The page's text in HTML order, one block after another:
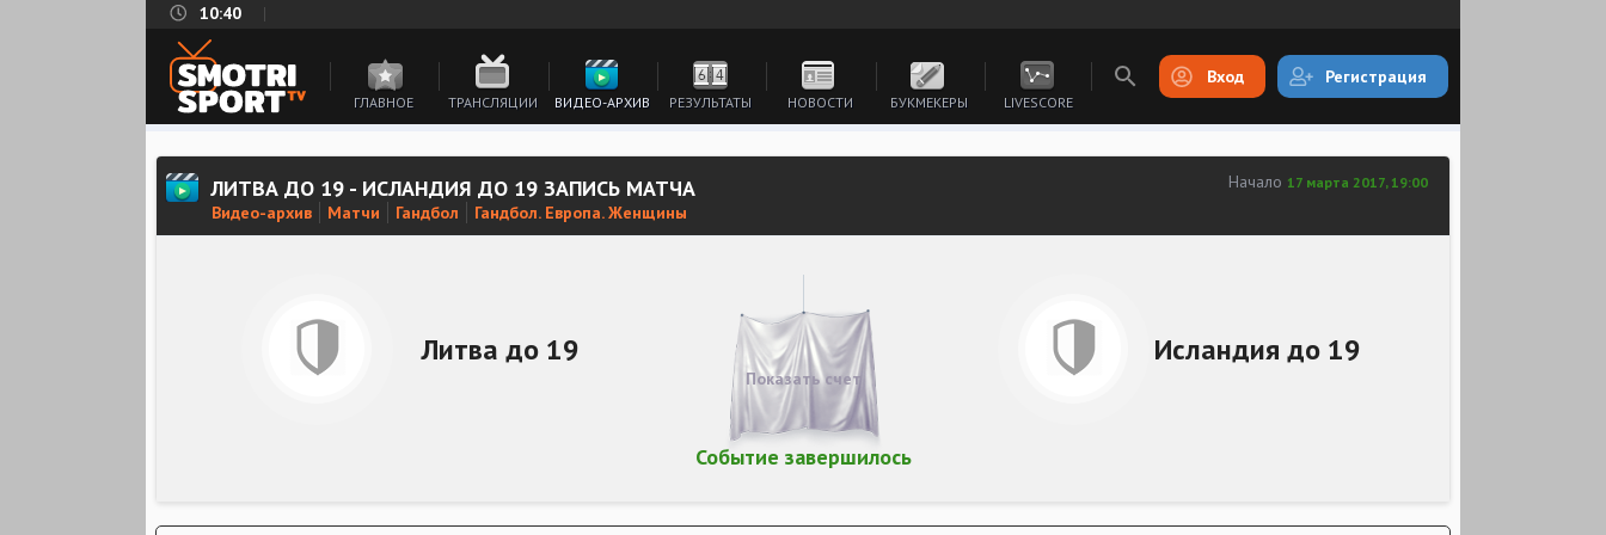
10:40
ГЛАВНОЕ ТРАНСЛЯЦИИ ВИДЕО-АРХИВ РЕЗУЛЬТАТЫ НОВОСТИ БУКМЕКЕРЫ LIVESCORE
Вход Регистрация
ЛИТВА ДО 19 - ИСЛАНДИЯ ДО 19 ЗАПИСЬ МАТЧА
Видео-архив Матчи Гандбол Гандбол. Европа. Женщины
Начало 17 марта 2017, 19:00
Литва до 19 Исландия до 19
Событие завершилось
Показать счет